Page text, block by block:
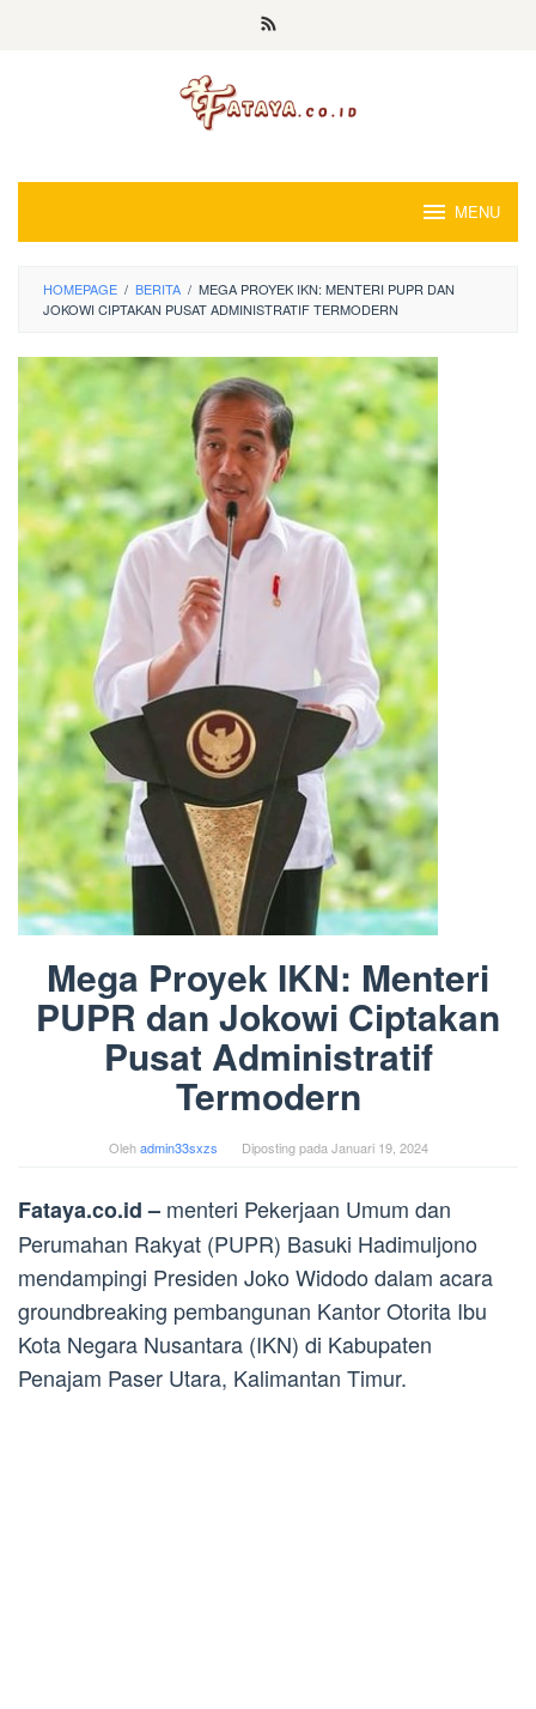
MENU
HOMEPAGE / BERITA / MEGA PROYEK IKN: MENTERI PUPR DAN
JOKOWI CIPTAKAN PUSAT ADMINISTRATIF TERMODERN
Mega Proyek IKN: Menteri
PUPR dan Jokowi Ciptakan
Pusat Administratif
Termodern
Olehadmin33sxzs Diposting pada Januari 19, 2024
Fataya.co.id – menteri Pekerjaan Umum dan
Perumahan Rakyat (PUPR) Basuki Hadimuljono
mendampingi Presiden Joko Widodo dalam acara
groundbreaking pembangunan Kantor Otorita Ibu
Kota Negara Nusantara (IKN) di Kabupaten
Penajam Paser Utara, Kalimantan Timur.